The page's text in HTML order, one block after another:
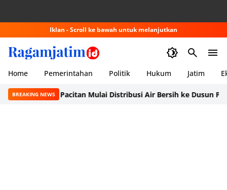
Iklan - Scroll ke bawah untuk melanjutkan
Home Pemerintahan Politik Hukum Jatim
BREAKING NEWS
PMI Pacitan Mulai Distribusi Air Bersih ke Dusun Pudak,